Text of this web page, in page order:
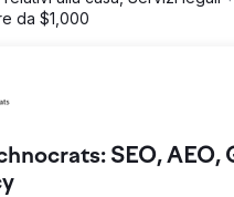
da $1,000
SEO, AEO,